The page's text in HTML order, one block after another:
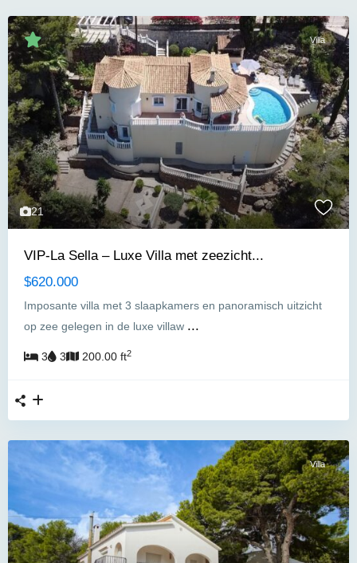
21
Villa
VIP-La Sella – Luxe Villa met zeezicht...
$620.000
Imposante villa met 3 slaapkamers en panoramisch uitzicht
op zee gelegen in de luxe villaw ...
3 3 200.00 ft2
Villa